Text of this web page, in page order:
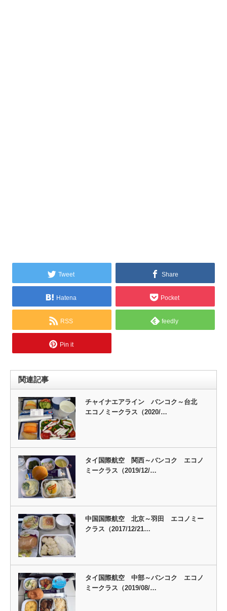
Tweet Share
Hatena Pocket
RSS feedly
Pin it
関連記事
チャイナエアライン バンコク～台北
エコノミークラス（2020/…
タイ国際航空 関西～バンコク エコノ
ミークラス（2019/12/…
中国国際航空 北京～羽田 エコノミー
クラス（2017/12/21…
タイ国際航空 中部～バンコク エコノ
ミークラス（2019/08/…